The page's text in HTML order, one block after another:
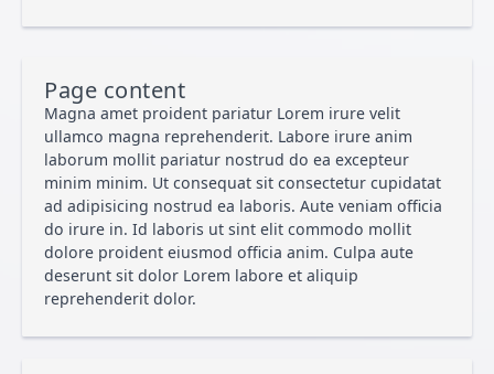
Page content
Magna amet proident pariatur Lorem irure velit
ullamco magna reprehenderit. Labore irure anim
laborum mollit pariatur nostrud do ea excepteur
minim minim. Ut consequat sit consectetur cupidatat
ad adipisicing nostrud ea laboris. Aute veniam officia
do irure in. Id laboris ut sint elit commodo mollit
dolore proident eiusmod officia anim. Culpa aute
deserunt sit dolor Lorem labore et aliquip
reprehenderit dolor.